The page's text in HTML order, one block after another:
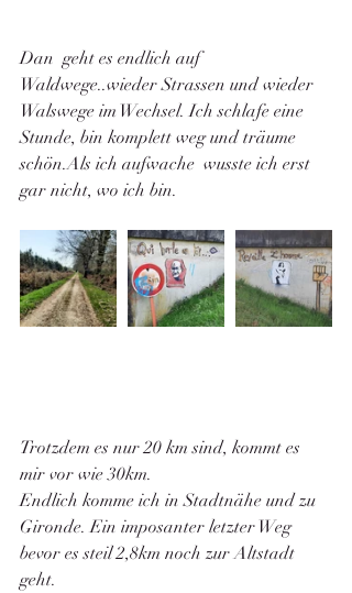
Dan  geht es endlich auf
Waldwege..wieder Strassen und wieder
Walswege im Wechsel. Ich schlafe eine
Stunde, bin komplett weg und träume
schön.Als ich aufwache  wusste ich erst
gar nicht, wo ich bin.
Trotzdem es nur 20 km sind, kommt es
mir vor wie 30km.
Endlich komme ich in Stadtnähe und zu
Gironde. Ein imposanter letzter Weg
bevor es steil 2,8km noch zur Altstadt
geht.